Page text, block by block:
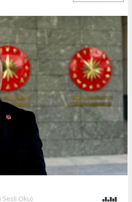
Sesli Oku)